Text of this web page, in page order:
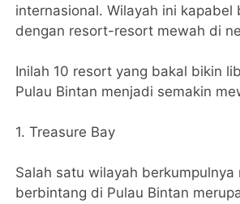
internasional. Wilayah ini kapabel
dengan resort-resort mewah di
Inilah 10 resort yang bakal bikin
Pulau Bintan menjadi semakin
1. Treasure Bay
Salah satu wilayah berkumpulnya
berbintang di Pulau Bintan